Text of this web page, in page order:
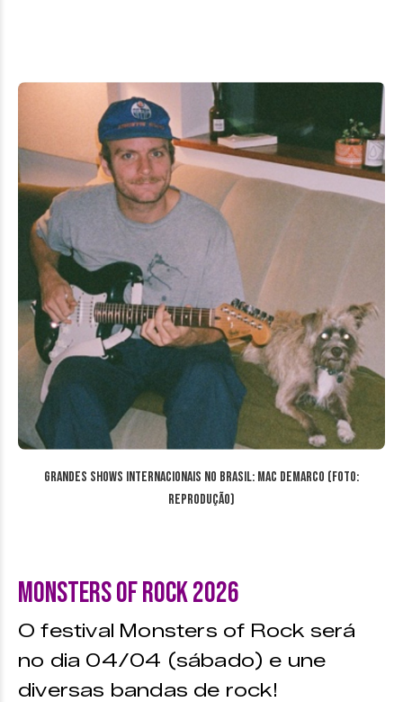
Grandes Shows Internacionais no Brasil: Mac DeMarco (Foto:
reprodução)
Monsters of Rock 2026
O festival Monsters of Rock será
no dia 04/04 (sábado) e une
diversas bandas de rock!